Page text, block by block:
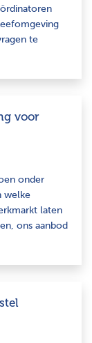
te
voor
onder
welke
laten
ons aanbod